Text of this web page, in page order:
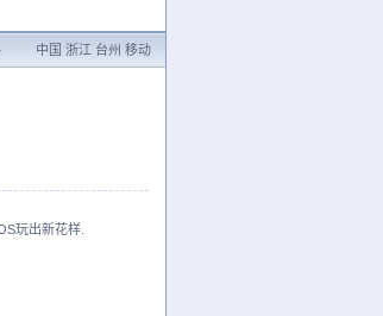
中国 浙江 台州 移动
玩出新花样.